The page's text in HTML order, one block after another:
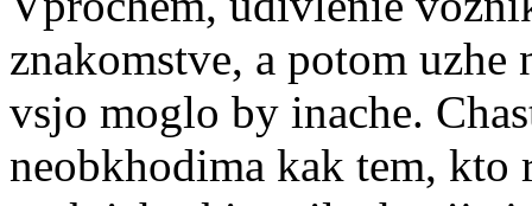
znakomstve, a potom uzhe
vsjo moglo by inache.
neobkhodima kak tem, kto